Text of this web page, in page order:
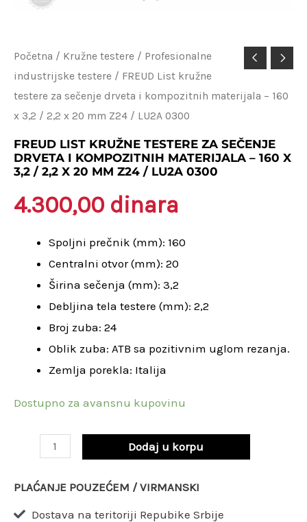
Početna / Kružne testere / Profesionalne
industrijske testere / FREUD List kružne
testere za sečenje drveta i kompozitnih materijala – 160
x 3,2 / 2,2 x 20 mm Z24 / LU2A 0300
FREUD LIST KRUŽNE TESTERE ZA SEČENJE
DRVETA I KOMPOZITNIH MATERIJALA – 160 X
3,2 / 2,2 X 20 MM Z24 / LU2A 0300
4.300,00 dinara
Spoljni prečnik (mm): 160
Centralni otvor (mm): 20
Širina sečenja (mm): 3,2
Debljina tela testere (mm): 2,2
Broj zuba: 24
Oblik zuba: ATB sa pozitivnim uglom rezanja.
Zemlja porekla: Italija
Dostupno za avansnu kupovinu
FREUD
List
kružne
testere
za
sečenje
i
materijala
x
/
Dodaj u korpu
PLAĆANJE POUZEĆEM / VIRMANSKI
Dostava na teritoriji Repubike Srbije